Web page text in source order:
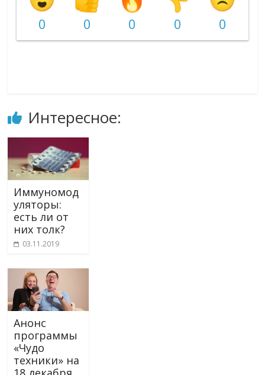
0 0 0 0 0
Интересное:
Иммуномод
уляторы:
есть ли от
них толк?
03.11.2019
Анонс
программы
«Чудо
техники» на